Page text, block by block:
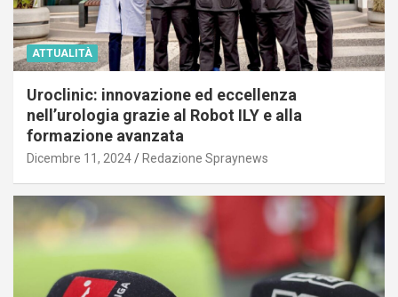
ATTUALITÀ
Uroclinic: innovazione ed eccellenza
nell’urologia grazie al Robot ILY e alla
formazione avanzata
Dicembre 11, 2024 Redazione Spraynews